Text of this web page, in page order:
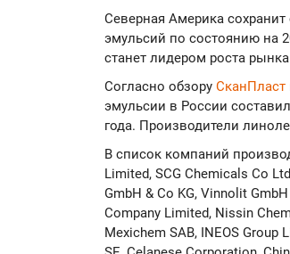
Северная Америка
эмульсий по состоянию на
станет лидером роста
Согласно обзору СканПласт
эмульсии в России
года. Производители
В список компаний
Limited, SCG Chemicals Co
GmbH & Co KG, Vinnolit
Company Limited, Nissin
Mexichem SAB, INEOS Group